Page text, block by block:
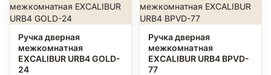
Ручка дверная
межкомнатная
EXCALIBUR URB4 GOLD-
24
Ручка дверная
межкомнатная
EXCALIBUR URB4 BPVD-
77